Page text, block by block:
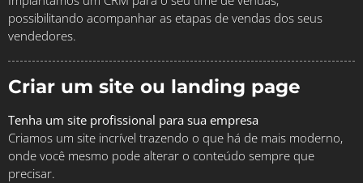
possibilitando acompanhar as etapas de vendas dos seus
vendedores.
Criar um site ou landing page
Tenha um site profissional para sua empresa
Criamos um site incrível trazendo o que há de mais moderno,
onde você mesmo pode alterar o conteúdo sempre que
precisar.